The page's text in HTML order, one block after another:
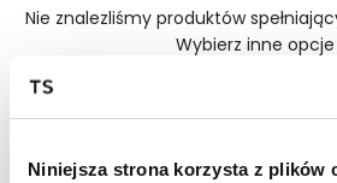
Niniejsza strona korzysta z plików
Nie znalezliśmy produktów
Wybierz inne
Wyczyść filtry